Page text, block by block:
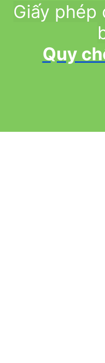
Giấy phép
Quy